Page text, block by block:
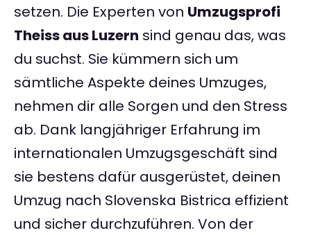
setzen. Die Experten von Umzugsprofi
Theiss aus Luzern sind genau das, was
du suchst. Sie kümmern sich um
sämtliche Aspekte deines Umzuges,
nehmen dir alle Sorgen und den Stress
ab. Dank langjähriger Erfahrung im
internationalen Umzugsgeschäft sind
sie bestens dafür ausgerüstet, deinen
Umzug nach Slovenska Bistrica effizient
und sicher durchzuführen. Von der